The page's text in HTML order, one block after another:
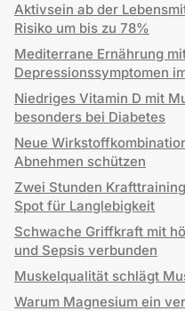
Aktivsein ab der
Risiko um bis zu 78%
Mediterrane Ernährung
Depressionssymptomen
Niedriges Vitamin D mit
besonders bei Diabetes
Neue
Abnehmen schützen
Zwei Stunden
Spot für Langlebigkeit
Schwache Griffkraft mit
und Sepsis verbunden
Muskelqualität schlägt
Warum Magnesium ein